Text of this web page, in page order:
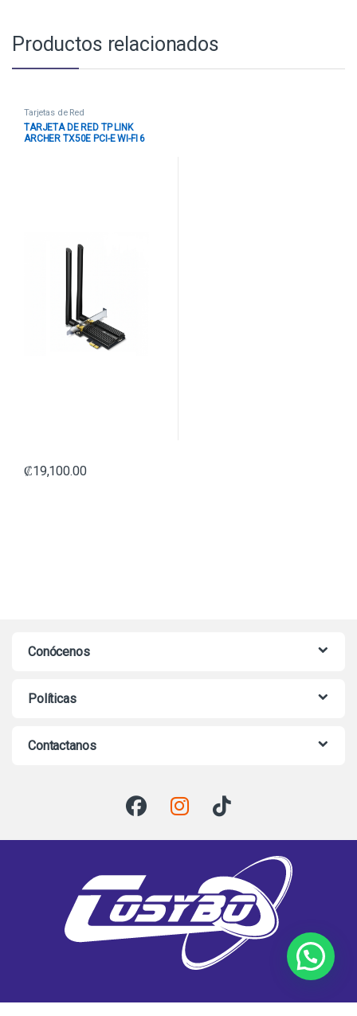
Productos relacionados
Tarjetas de Red
TARJETA DE RED TP LINK
ARCHER TX50E PCI-E WI-FI 6
₡19,100.00
Conócenos
Políticas
Contactanos